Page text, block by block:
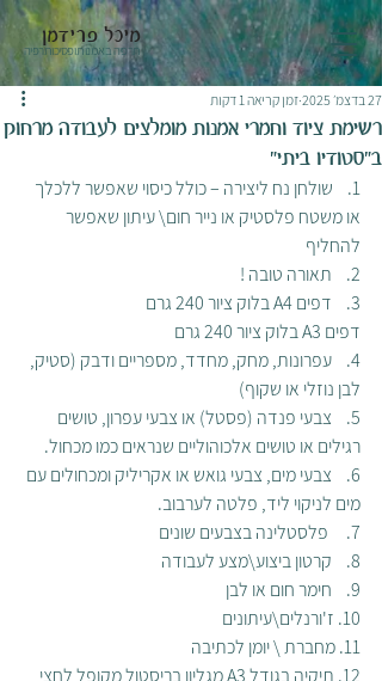
מיכל פרידמן
תרפיה באמנות ופסיכותרפיה
רשימת ציוד וחמרי אמנות מומלצים לעבודה מרחוק
ב"סטודיו ביתי"
27 בדצמ׳ 2025 זמן קריאה 1 דקות
1.    שולחן נח ליצירה – כולל כיסוי שאפשר ללכלך
או משטח פלסטיק או נייר חום\ עיתון שאפשר
להחליף
2.    תאורה טובה !
3.    דפים A4 בלוק ציור 240 גרם
דפים A3 בלוק ציור 240 גרם
4.    עפרונות, מחק, מחדד, מספריים ודבק (סטיק,
לבן נוזלי או שקוף)
5.    צבעי פנדה (פסטל) או צבעי עפרון, טושים
רגילים או טושים אלכוהוליים שנראים כמו מכחול.
6.    צבעי מים, צבעי גואש או אקריליק ומכחולים עם
מים לניקוי ליד, פלטה לערבוב.
7.     פלסטלינה בצבעים שונים
8.    קרטון ביצוע\מצע לעבודה
9.    חימר חום או לבן
10. ז'ורנלים\עיתונים
11. מחברת \ יומן לכתיבה
12. תיקיה בגודל A3 מגליון בריסטול מקופל לחצי